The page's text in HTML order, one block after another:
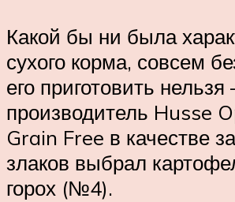
Какой бы ни была
сухого корма, совсем
его приготовить
производитель Husse
Grain Free в качестве
злаков выбрал
горох (№4).